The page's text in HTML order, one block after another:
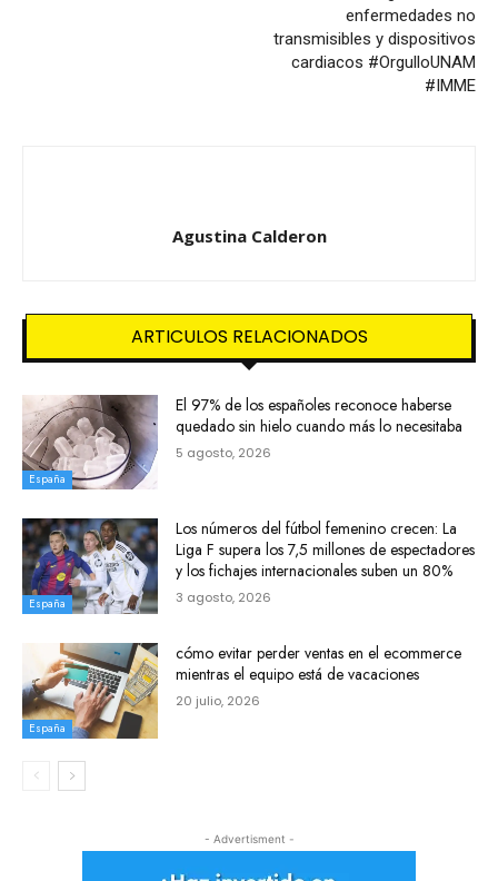
enfermedades no
transmisibles y dispositivos
cardiacos #OrgulloUNAM
#IMME
Agustina Calderon
ARTICULOS RELACIONADOS
España
El 97% de los españoles reconoce haberse
quedado sin hielo cuando más lo necesitaba
5 agosto, 2026
España
Los números del fútbol femenino crecen: La
Liga F supera los 7,5 millones de espectadores
y los fichajes internacionales suben un 80%
3 agosto, 2026
España
cómo evitar perder ventas en el ecommerce
mientras el equipo está de vacaciones
20 julio, 2026
- Advertisment -